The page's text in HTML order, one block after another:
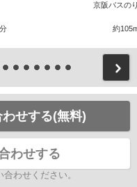
京阪バスの
約
せする(無料)
わせする
わせください。